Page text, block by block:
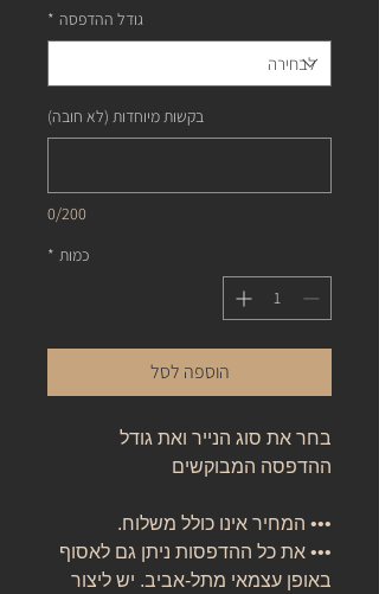
גודל ההדפסה *
בקשות מיוחדות (לא חובה)
0/200
כמות *
הוספה לסל
בחר את סוג הנייר ואת גודל
ההדפסה המבוקשים
••• המחיר אינו כולל משלוח.
••• את כל ההדפסות ניתן גם לאסוף
באופן עצמאי מתל-אביב. יש ליצור